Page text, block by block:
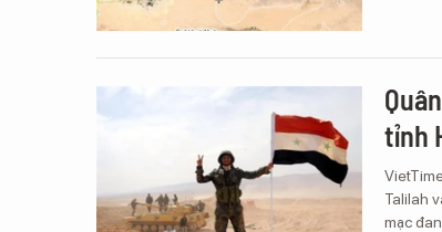
tỉnh
Talilah
mạc